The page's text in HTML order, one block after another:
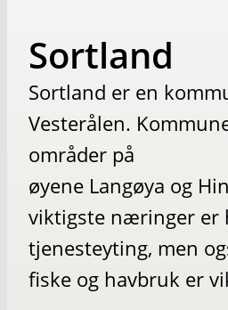
Sortland
Sortland er en
Vesterålen.
områder på
øyene Langøya og
viktigste næringer er
tjenesteyting, men
fiske og havbruk er